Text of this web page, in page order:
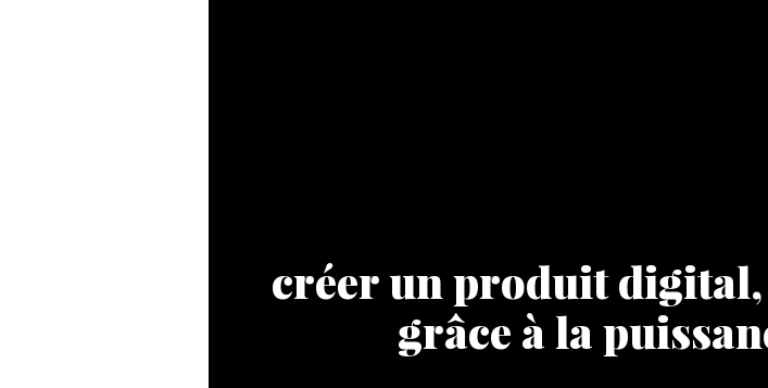
créer un produit digital,
grâce à la